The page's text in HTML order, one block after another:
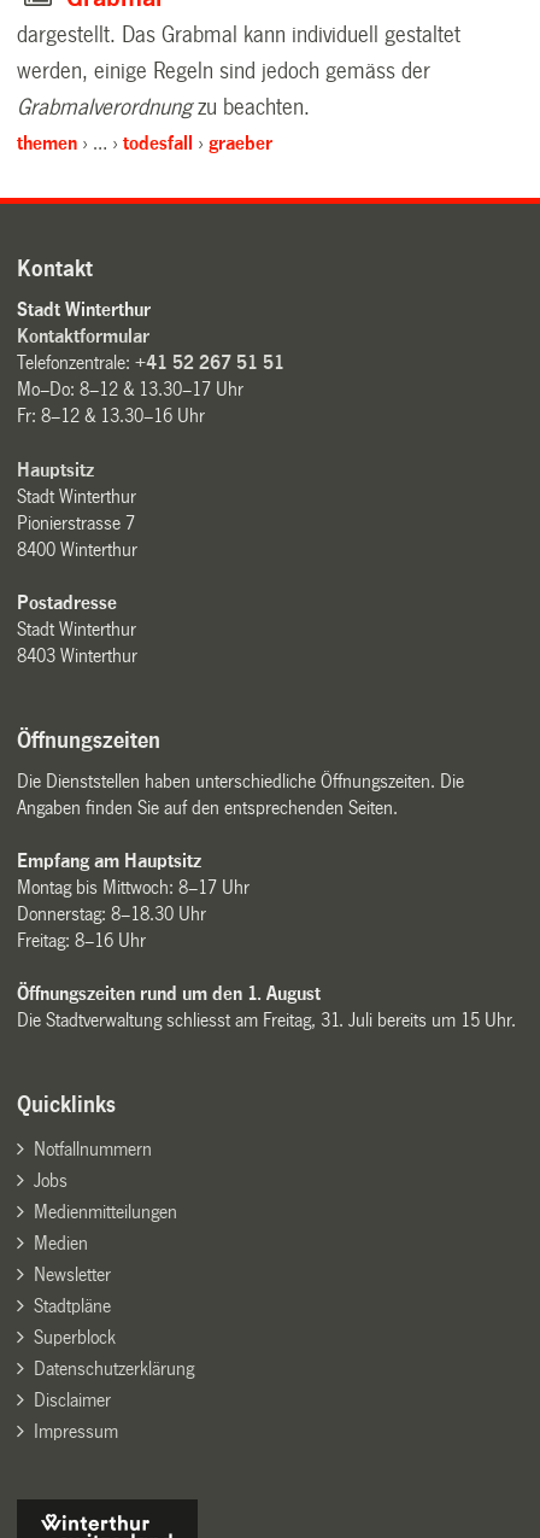
dargestellt. Das Grabmal kann individuell gestaltet
werden, einige Regeln sind jedoch gemäss der
Grabmalverordnungzu beachten.
themen … todesfall graeber
Kontakt
Stadt Winterthur
Kontaktformular
Telefonzentrale:+41 52 267 51 51
Mo–Do: 8–12 & 13.30–17 Uhr
Fr: 8–12 & 13.30–16 Uhr
Hauptsitz
Stadt Winterthur
Pionierstrasse 7
8400 Winterthur
Postadresse
Stadt Winterthur
8403 Winterthur
Öffnungszeiten
Die Dienststellen haben unterschiedliche Öffnungszeiten. Die
Angaben finden Sie auf den entsprechenden Seiten.
Empfang am Hauptsitz
Montag bis Mittwoch: 8–17 Uhr
Donnerstag: 8–18.30 Uhr
Freitag: 8–16 Uhr
Öffnungszeiten rund um den 1. August
Die Stadtverwaltung schliesst am Freitag, 31. Juli bereits um 15 Uhr.
Quicklinks
Notfallnummern
Jobs
Medienmitteilungen
Medien
Newsletter
Stadtpläne
Superblock
Datenschutzerklärung
Disclaimer
Impressum